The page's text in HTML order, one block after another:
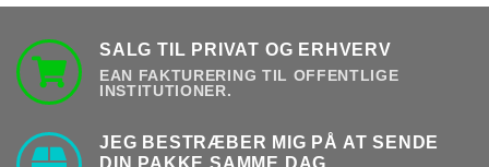
SALG TIL PRIVAT OG ERHVERV
EAN FAKTURERING TIL OFFENTLIGE
INSTITUTIONER.
JEG BESTRÆBER MIG PÅ AT SENDE
DIN PAKKE SAMME DAG